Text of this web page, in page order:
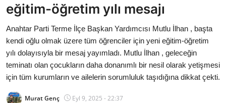
Siyasi Partiler
Mülki İdare
Toplum ve Yaşam
Sivil Toplum Kuruluşları
eğitim-öğretim yılı mesajı
Anahtar Parti Terme İlçe Başkan Yardımcısı Mutlu İlhan , başta
kendi oğlu olmak üzere tüm öğrenciler için yeni eğitim-öğretim
yılı dolayısıyla bir mesaj yayımladı. Mutlu İlhan , geleceğin
teminatı olan çocukların daha donanımlı bir nesil olarak yetişmesi
için tüm kurumların ve ailelerin sorumluluk taşıdığına dikkat çekti.
Murat Genç Eyl 9, 2025 - 22:37